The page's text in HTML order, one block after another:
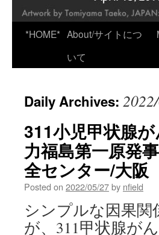
*HOME* About/サイトにつ
いて
Daily Archives:
311小児甲状腺
力福島第一原発
全センター/大阪
Posted on 2022/05/27by nfield
シンプルな因果関
が、311甲状腺が